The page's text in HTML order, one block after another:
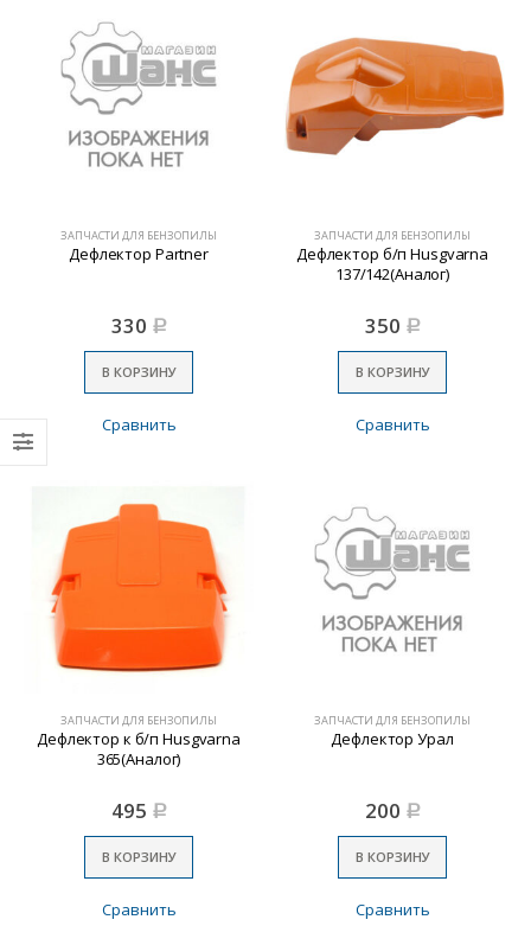
ЗАПЧАСТИ ДЛЯ БЕНЗОПИЛЫ
Дефлектор Partner
330 Р
В КОРЗИНУ
Сравнить
ЗАПЧАСТИ ДЛЯ БЕНЗОПИЛЫ
Дефлектор б/п Husgvarna
137/142(Аналог)
350 Р
В КОРЗИНУ
Сравнить
ЗАПЧАСТИ ДЛЯ БЕНЗОПИЛЫ
Дефлектор к б/п Husgvarna
365(Аналог)
495 Р
В КОРЗИНУ
Сравнить
ЗАПЧАСТИ ДЛЯ БЕНЗОПИЛЫ
Дефлектор Урал
200 Р
В КОРЗИНУ
Сравнить